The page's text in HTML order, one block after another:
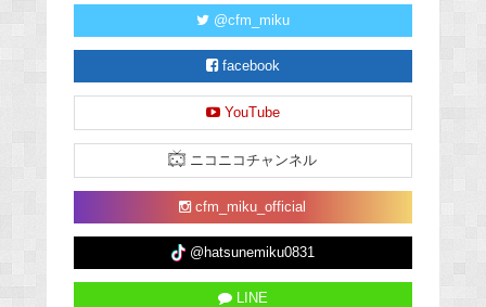
@cfm_miku
facebook
YouTube
ニコニコチャンネル
cfm_miku_official
@hatsunemiku0831
LINE